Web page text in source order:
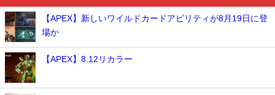
【APEX】新しいワイルドカードアビリティが8月19日に登
場か
【APEX】8.12リカラー